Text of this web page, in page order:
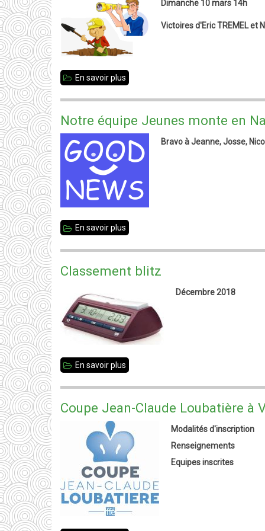
2019
Dimanche 10 mars 14h
Victoires d'Eric TREMEL et
En savoir plus
et
Approfondissement
-
Notre équipe Jeunes monte en
Bravo à Jeanne, Josse,
En savoir plus
Jeunes
en
Nationale
3
Classement blitz
Décembre 2018
En savoir plus
Coupe Jean-Claude Loubatière à
Modalités d'inscription
Renseignements
Equipes inscrites